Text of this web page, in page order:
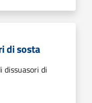
di sosta
dissuasori di